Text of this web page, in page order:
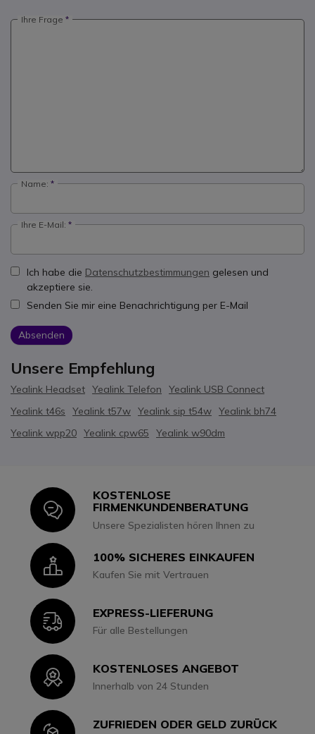
Ihre Frage
Name:
Ihre E-Mail:
Ich habe die Datenschutzbestimmungen gelesen und
akzeptiere sie.
Senden Sie mir eine Benachrichtigung per E-Mail
Absenden
Unsere Empfehlung
Yealink Headset Yealink Telefon
Yealink USB Connect
Yealink t46s
Yealink t57w Yealink sip t54w Yealink bh74
Yealink wpp20 Yealink cpw65 Yealink w90dm
Icon
KOSTENLOSE
FIRMENKUNDENBERATUNG
Unsere Spezialisten hören Ihnen zu
Icon100% SICHERES EINKAUFEN
Kaufen Sie mit Vertrauen
IconEXPRESS-LIEFERUNG
Für alle Bestellungen
IconKOSTENLOSES ANGEBOT
Innerhalb von 24 Stunden
ZUFRIEDEN ODER GELD ZURÜCK